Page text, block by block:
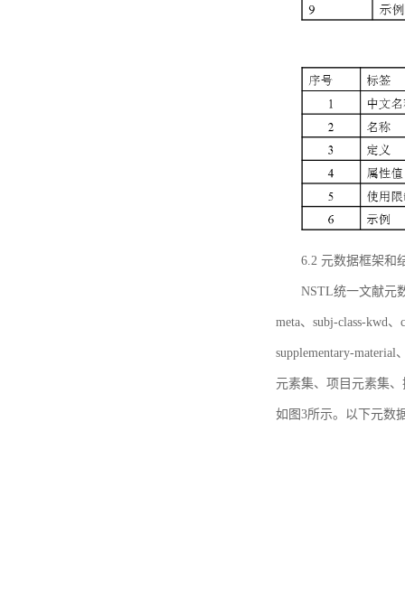
6.2 元数据框架和
NSTL统一文献元
meta、subj-class-kwd
supplementary-
元素集、项目元素集
如图3所示。以下元数